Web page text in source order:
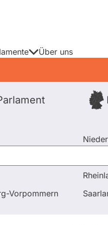
Vorpommern
Über uns